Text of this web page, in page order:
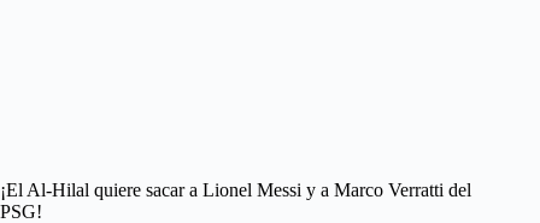
¡El Al-Hilal quiere sacar a Lionel Messi y a Marco Verratti del
PSG!